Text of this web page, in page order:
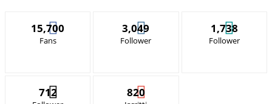
15,700
Fans
3,049
Follower
1,738
Follower
712 820